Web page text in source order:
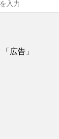
広告」